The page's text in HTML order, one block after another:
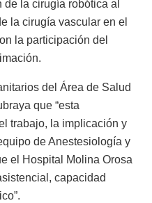
la cirugía robótica al
la cirugía vascular en el
la participación del
del Área de Salud
que “esta
trabajo, la implicación y
de Anestesiología y
el Hospital Molina Orosa
capacidad